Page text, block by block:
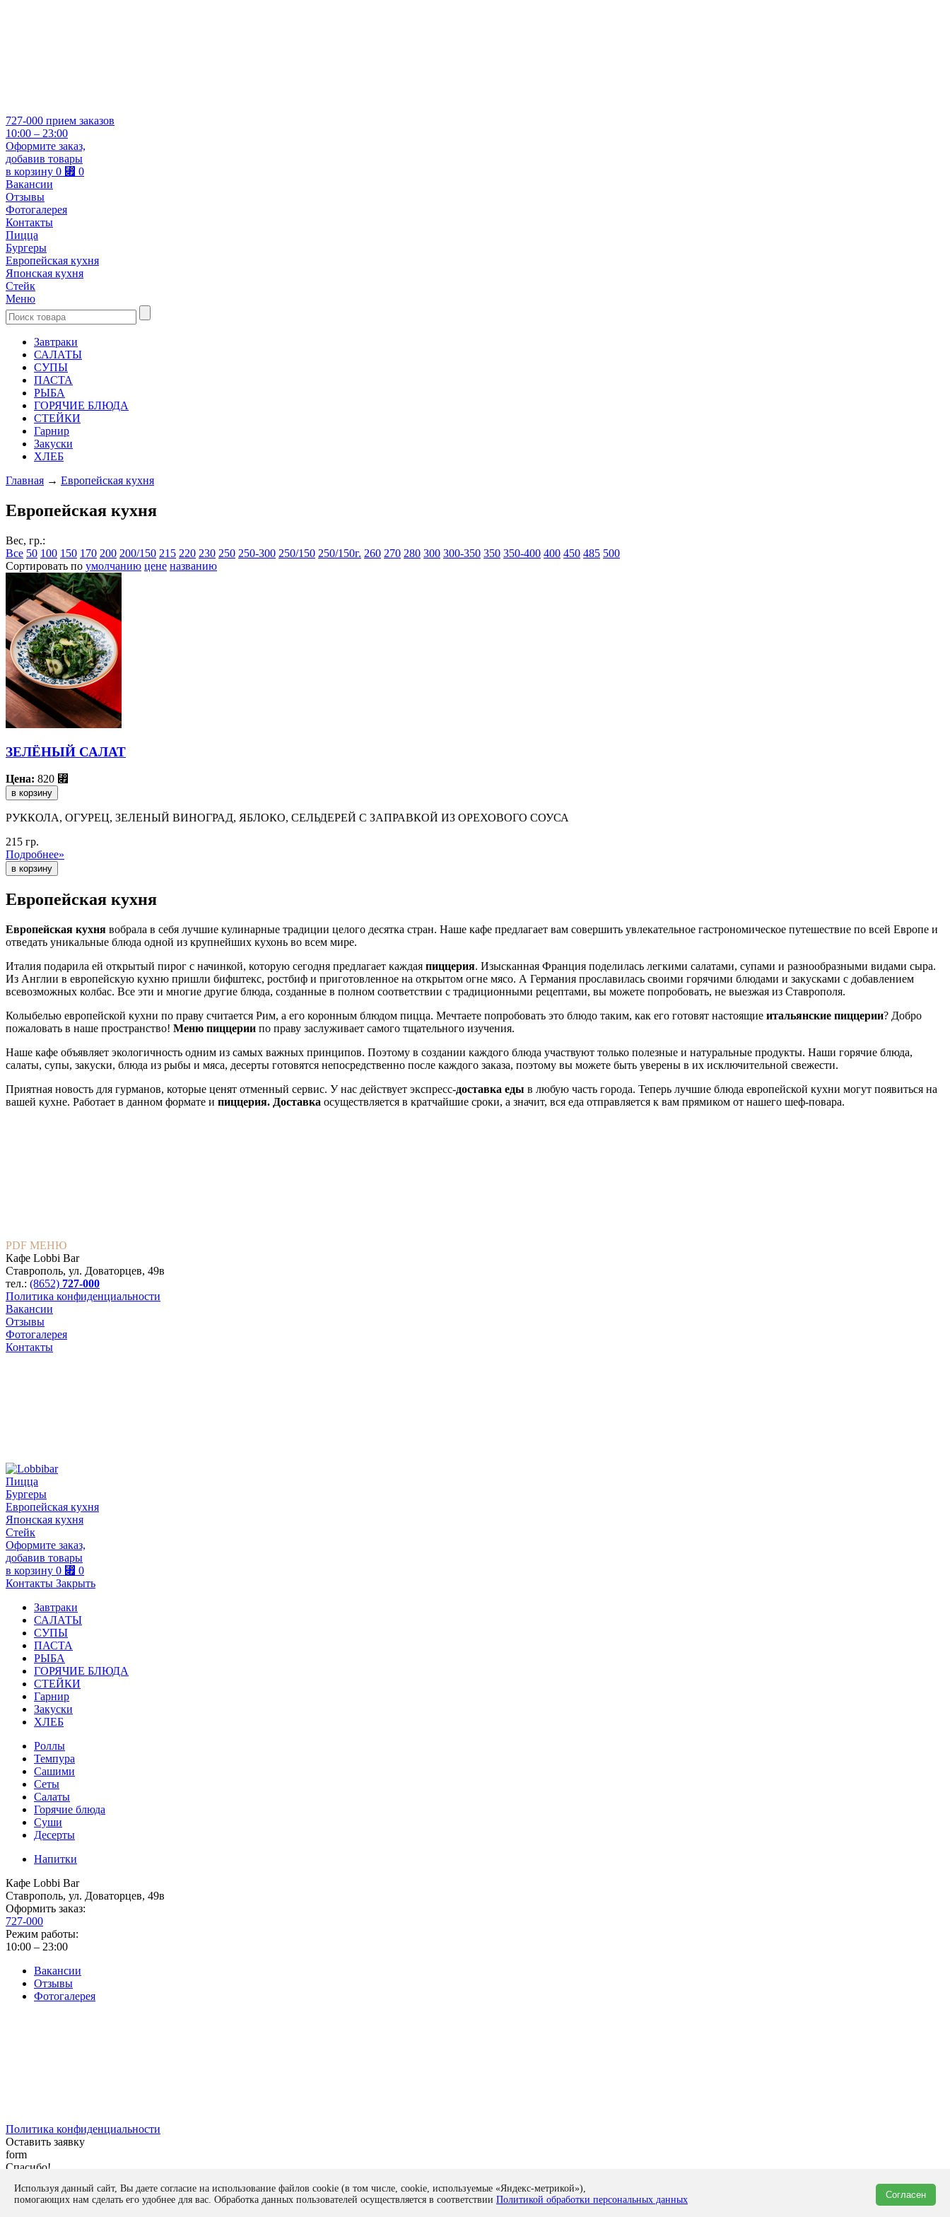
727-000 прием заказов
10:00 – 23:00
Оформите заказ,
добавив товары
в корзину 0 ⃏ 0
Вакансии
Отзывы
Фотогалерея
Контакты
Пицца
Бургеры
Европейская кухня
Японская кухня
Стейк
Меню
Завтраки
САЛАТЫ
СУПЫ
ПАСТА
РЫБА
ГОРЯЧИЕ БЛЮДА
СТЕЙКИ
Гарнир
Закуски
ХЛЕБ
Главная → Европейская кухня
Европейская кухня
Вес, гр.:
Все 50 100 150 170 200 200/150 215 220 230 250 250-300 250/150 250/150г. 260 270 280 300 300-350 350 350-400 400 450 485 500
Сортировать по умолчанию цене названию
ЗЕЛЁНЫЙ САЛАТ
Цена: 820 ⃏
в корзину
РУККОЛА, ОГУРЕЦ, ЗЕЛЕНЫЙ ВИНОГРАД, ЯБЛОКО, СЕЛЬДЕРЕЙ С ЗАПРАВКОЙ ИЗ ОРЕХОВОГО СОУСА
215 гр.
Подробнее»
Европейская кухня
Европейская кухня вобрала в себя лучшие кулинарные традиции целого десятка стран. Наше кафе предлагает вам совершить увлекательное гастрономическое путешествие по всей Европе и
отведать уникальные блюда одной из крупнейших кухонь во всем мире.
Италия подарила ей открытый пирог с начинкой, которую сегодня предлагает каждая пиццерия. Изысканная Франция поделилась легкими салатами, супами и разнообразными видами сыра.
Из Англии в европейскую кухню пришли бифштекс, ростбиф и приготовленное на открытом огне мясо. А Германия прославилась своими горячими блюдами и закусками с добавлением
всевозможных колбас. Все эти и многие другие блюда, созданные в полном соответствии с традиционными рецептами, вы можете попробовать, не выезжая из Ставрополя.
Колыбелью европейской кухни по праву считается Рим, а его коронным блюдом пицца. Мечтаете попробовать это блюдо таким, как его готовят настоящие итальянские пиццерии? Добро
пожаловать в наше пространство! Меню пиццерии по праву заслуживает самого тщательного изучения.
Наше кафе объявляет экологичность одним из самых важных принципов. Поэтому в создании каждого блюда участвуют только полезные и натуральные продукты. Наши горячие блюда,
салаты, супы, закуски, блюда из рыбы и мяса, десерты готовятся непосредственно после каждого заказа, поэтому вы можете быть уверены в их исключительной свежести.
Приятная новость для гурманов, которые ценят отменный сервис. У нас действует экспресс-доставка еды в любую часть города. Теперь лучшие блюда европейской кухни могут появиться на
вашей кухне. Работает в данном формате и пиццерия. Доставка осуществляется в кратчайшие сроки, а значит, вся еда отправляется к вам прямиком от нашего шеф-повара.
PDF МЕНЮ
Кафе Lobbi Bar
Ставрополь, ул. Доваторцев, 49в
тел.: (8652) 727-000
Политика конфиденциальности
Вакансии
Отзывы
Фотогалерея
Контакты
Пицца
Бургеры
Европейская кухня
Японская кухня
Стейк
Оформите заказ,
добавив товары
в корзину 0 ⃏ 0
Контакты Закрыть
Завтраки
САЛАТЫ
СУПЫ
ПАСТА
РЫБА
ГОРЯЧИЕ БЛЮДА
СТЕЙКИ
Гарнир
Закуски
ХЛЕБ
Роллы
Темпура
Сашими
Сеты
Салаты
Горячие блюда
Суши
Десерты
Напитки
Кафе Lobbi Bar
Ставрополь, ул. Доваторцев, 49в
Оформить заказ:
727-000
Режим работы:
10:00 – 23:00
Вакансии
Отзывы
Фотогалерея
Политика конфиденциальности
Оставить заявку
form
Спасибо!
Закрыть
Используя данный сайт, Вы даете согласие на использование файлов cookie (в том числе, cookie, используемые «Яндекс-метрикой»),
помогающих нам сделать его удобнее для вас. Обработка данных пользователей осуществляется в соответствии Политикой обработки персональных данных Согласен